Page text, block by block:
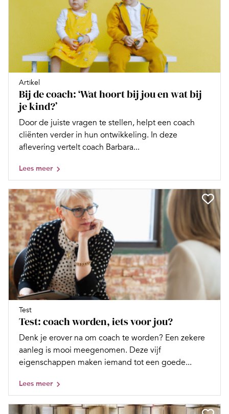
Artikel
Bij de coach: ‘Wat hoort bij jou en wat bij
je kind?’
Door de juiste vragen te stellen, helpt een coach
cliënten verder in hun ontwikkeling. In deze
aflevering vertelt coach Barbara...
Lees meer
Test
Test: coach worden, iets voor jou?
Denk je erover na om coach te worden? Een zekere
aanleg is mooi meegenomen. Deze vijf
eigenschappen maken iemand tot een goede...
Lees meer